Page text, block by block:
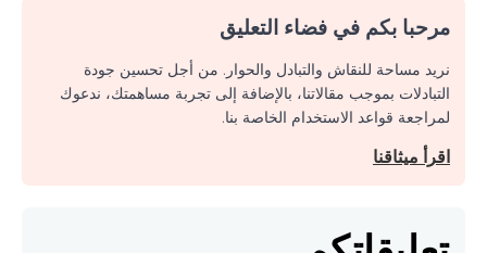
مرحبا بكم في فضاء التعليق
نريد مساحة للنقاش والتبادل والحوار. من أجل تحسين جودة
التبادلات بموجب مقالاتنا، بالإضافة إلى تجربة مساهمتك، ندعوك
لمراجعة قواعد الاستخدام الخاصة بنا.
اقرأ ميثاقنا